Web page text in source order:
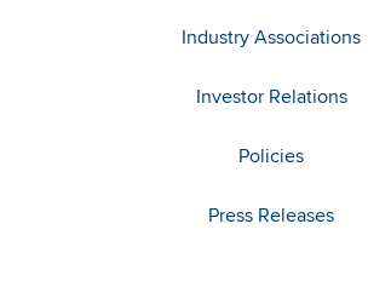
Industry Associations
Investor Relations
Policies
Press Releases